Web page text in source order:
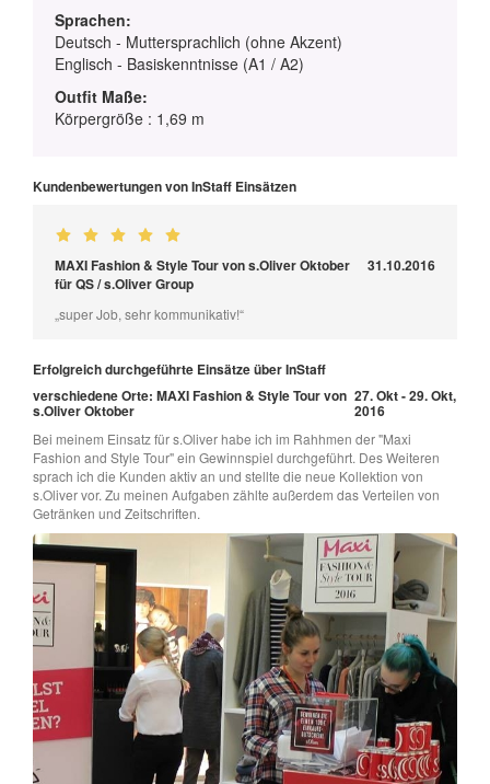
Sprachen:
Deutsch - Muttersprachlich (ohne Akzent)
Englisch - Basiskenntnisse (A1 / A2)
Outfit Maße:
Körpergröße : 1,69 m
Kundenbewertungen von InStaff Einsätzen
MAXI Fashion & Style Tour von s.Oliver Oktober
für QS / s.Oliver Group
31.10.2016
„super Job, sehr kommunikativ!“
Erfolgreich durchgeführte Einsätze über InStaff
verschiedene Orte: MAXI Fashion & Style Tour von
s.Oliver Oktober
27. Okt - 29. Okt,
2016
Bei meinem Einsatz für s.Oliver habe ich im Rahhmen der "Maxi
Fashion and Style Tour" ein Gewinnspiel durchgeführt. Des Weiteren
sprach ich die Kunden aktiv an und stellte die neue Kollektion von
s.Oliver vor. Zu meinen Aufgaben zählte außerdem das Verteilen von
Getränken und Zeitschriften.